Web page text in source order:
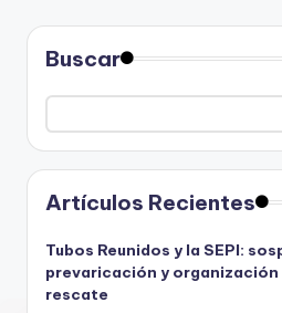
Buscar
Artículos Recientes
Tubos Reunidos y la SEPI:
prevaricación y organización
rescate